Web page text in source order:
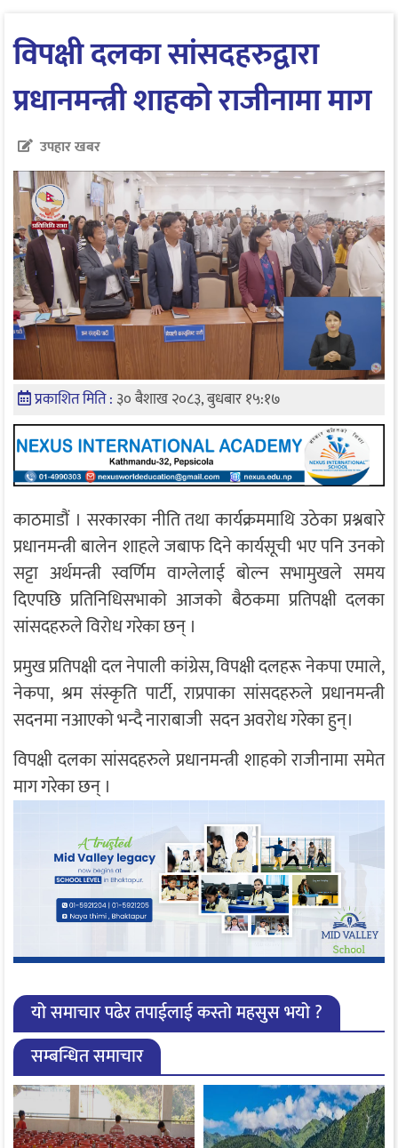
विपक्षी दलका सांसदहरुद्वारा
प्रधानमन्त्री शाहको राजीनामा माग
उपहार खबर
प्रकाशित मिति : ३० बैशाख २०८३, बुधबार १५:१७
काठमाडौं । सरकारका नीति तथा कार्यक्रममाथि उठेका प्रश्नबारे
प्रधानमन्त्री बालेन शाहले जबाफ दिने कार्यसूची भए पनि उनको
सट्टा अर्थमन्त्री स्वर्णिम वाग्लेलाई बोल्न सभामुखले समय
दिएपछि प्रतिनिधिसभाको आजको बैठकमा प्रतिपक्षी दलका
सांसदहरुले विरोध गरेका छन् ।
प्रमुख प्रतिपक्षी दल नेपाली कांग्रेस, विपक्षी दलहरू नेकपा एमाले,
नेकपा, श्रम संस्कृति पार्टी, राप्रपाका सांसदहरुले प्रधानमन्त्री
सदनमा नआएको भन्दै नाराबाजी सदन अवरोध गरेका हुन्।
विपक्षी दलका सांसदहरुले प्रधानमन्त्री शाहको राजीनामा समेत
माग गरेका छन् ।
यो समाचार पढेर तपाईलाई कस्तो महसुस भयो ?
सम्बन्धित समाचार